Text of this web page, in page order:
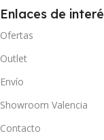
Enlaces de
Ofertas
Outlet
Envío
Showroom Valencia
Contacto